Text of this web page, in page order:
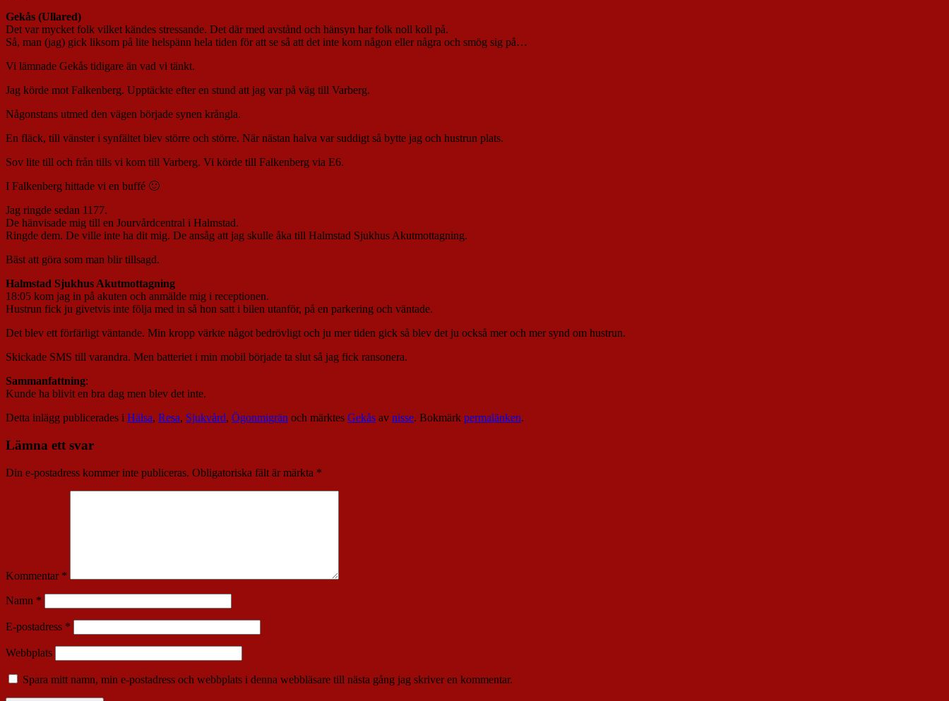
Gekås (Ullared)
Det var mycket folk vilket kändes stressande. Det där med avstånd och hänsyn har folk noll koll på.
Så, man (jag) gick liksom på lite helspänn hela tiden för att se så att det inte kom någon eller några och smög sig på…
Vi lämnade Gekås tidigare än vad vi tänkt.
Jag körde mot Falkenberg. Upptäckte efter en stund att jag var på väg till Varberg.
Någonstans utmed den vägen började synen krångla.
En fläck, till vänster i synfältet blev större och större. När nästan halva var suddigt så bytte jag och hustrun plats.
Sov lite till och från tills vi kom till Varberg. Vi körde till Falkenberg via E6.
I Falkenberg hittade vi en buffé 🙂
Jag ringde sedan 1177.
De hänvisade mig till en Jourvårdcentral i Halmstad.
Ringde dem. De ville inte ha dit mig. De ansåg att jag skulle åka till Halmstad Sjukhus Akutmottagning.
Bäst att göra som man blir tillsagd.
Halmstad Sjukhus Akutmottagning
18:05 kom jag in på akuten och anmälde mig i receptionen.
Hustrun fick ju givetvis inte följa med in så hon satt i bilen utanför, på en parkering och väntade.
Det blev ett förfärligt väntande. Min kropp värkte något bedrövligt och ju mer tiden gick så blev det ju också mer och mer synd om hustrun.
Skickade SMS till varandra. Men batteriet i min mobil började ta slut så jag fick ransonera.
Sammanfattning:
Kunde ha blivit en bra dag men blev det inte.
Detta inlägg publicerades i Hälsa, Resa, Sjukvård, Ögonmigrän och märktes Gekås av nisse. Bokmärk permalänken.
Lämna ett svar
Din e-postadress kommer inte publiceras. Obligatoriska fält är märkta *
Kommentar *
Namn *
E-postadress *
Webbplats
Spara mitt namn, min e-postadress och webbplats i denna webbläsare till nästa gång jag skriver en kommentar.